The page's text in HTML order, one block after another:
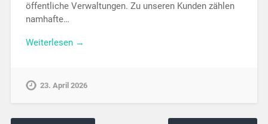
öffentliche Verwaltungen. Zu unseren Kunden zählen
namhafte…
Weiterlesen →
23. April 2026